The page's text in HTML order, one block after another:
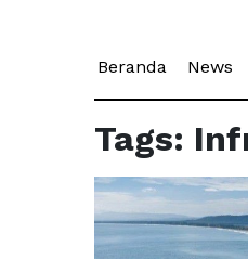
Beranda (current)
News
Tags: